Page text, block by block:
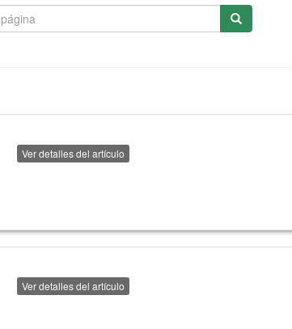
Ver detalles del artículo
Ver detalles del artículo